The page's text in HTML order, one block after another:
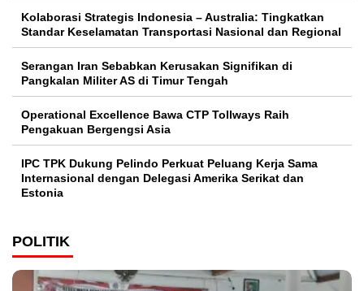
Kolaborasi Strategis Indonesia – Australia: Tingkatkan
Standar Keselamatan Transportasi Nasional dan Regional
Serangan Iran Sebabkan Kerusakan Signifikan di
Pangkalan Militer AS di Timur Tengah
Operational Excellence Bawa CTP Tollways Raih
Pengakuan Bergengsi Asia
IPC TPK Dukung Pelindo Perkuat Peluang Kerja Sama
Internasional dengan Delegasi Amerika Serikat dan
Estonia
POLITIK